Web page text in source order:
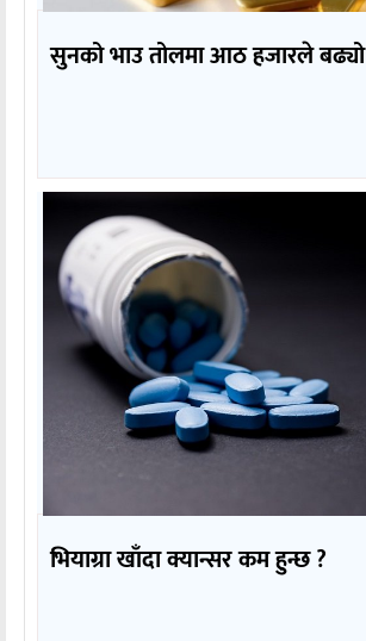
सुनको भाउ तोलमा आठ हजारले बढ्यो
भियाग्रा खाँदा क्यान्सर कम हुन्छ ?